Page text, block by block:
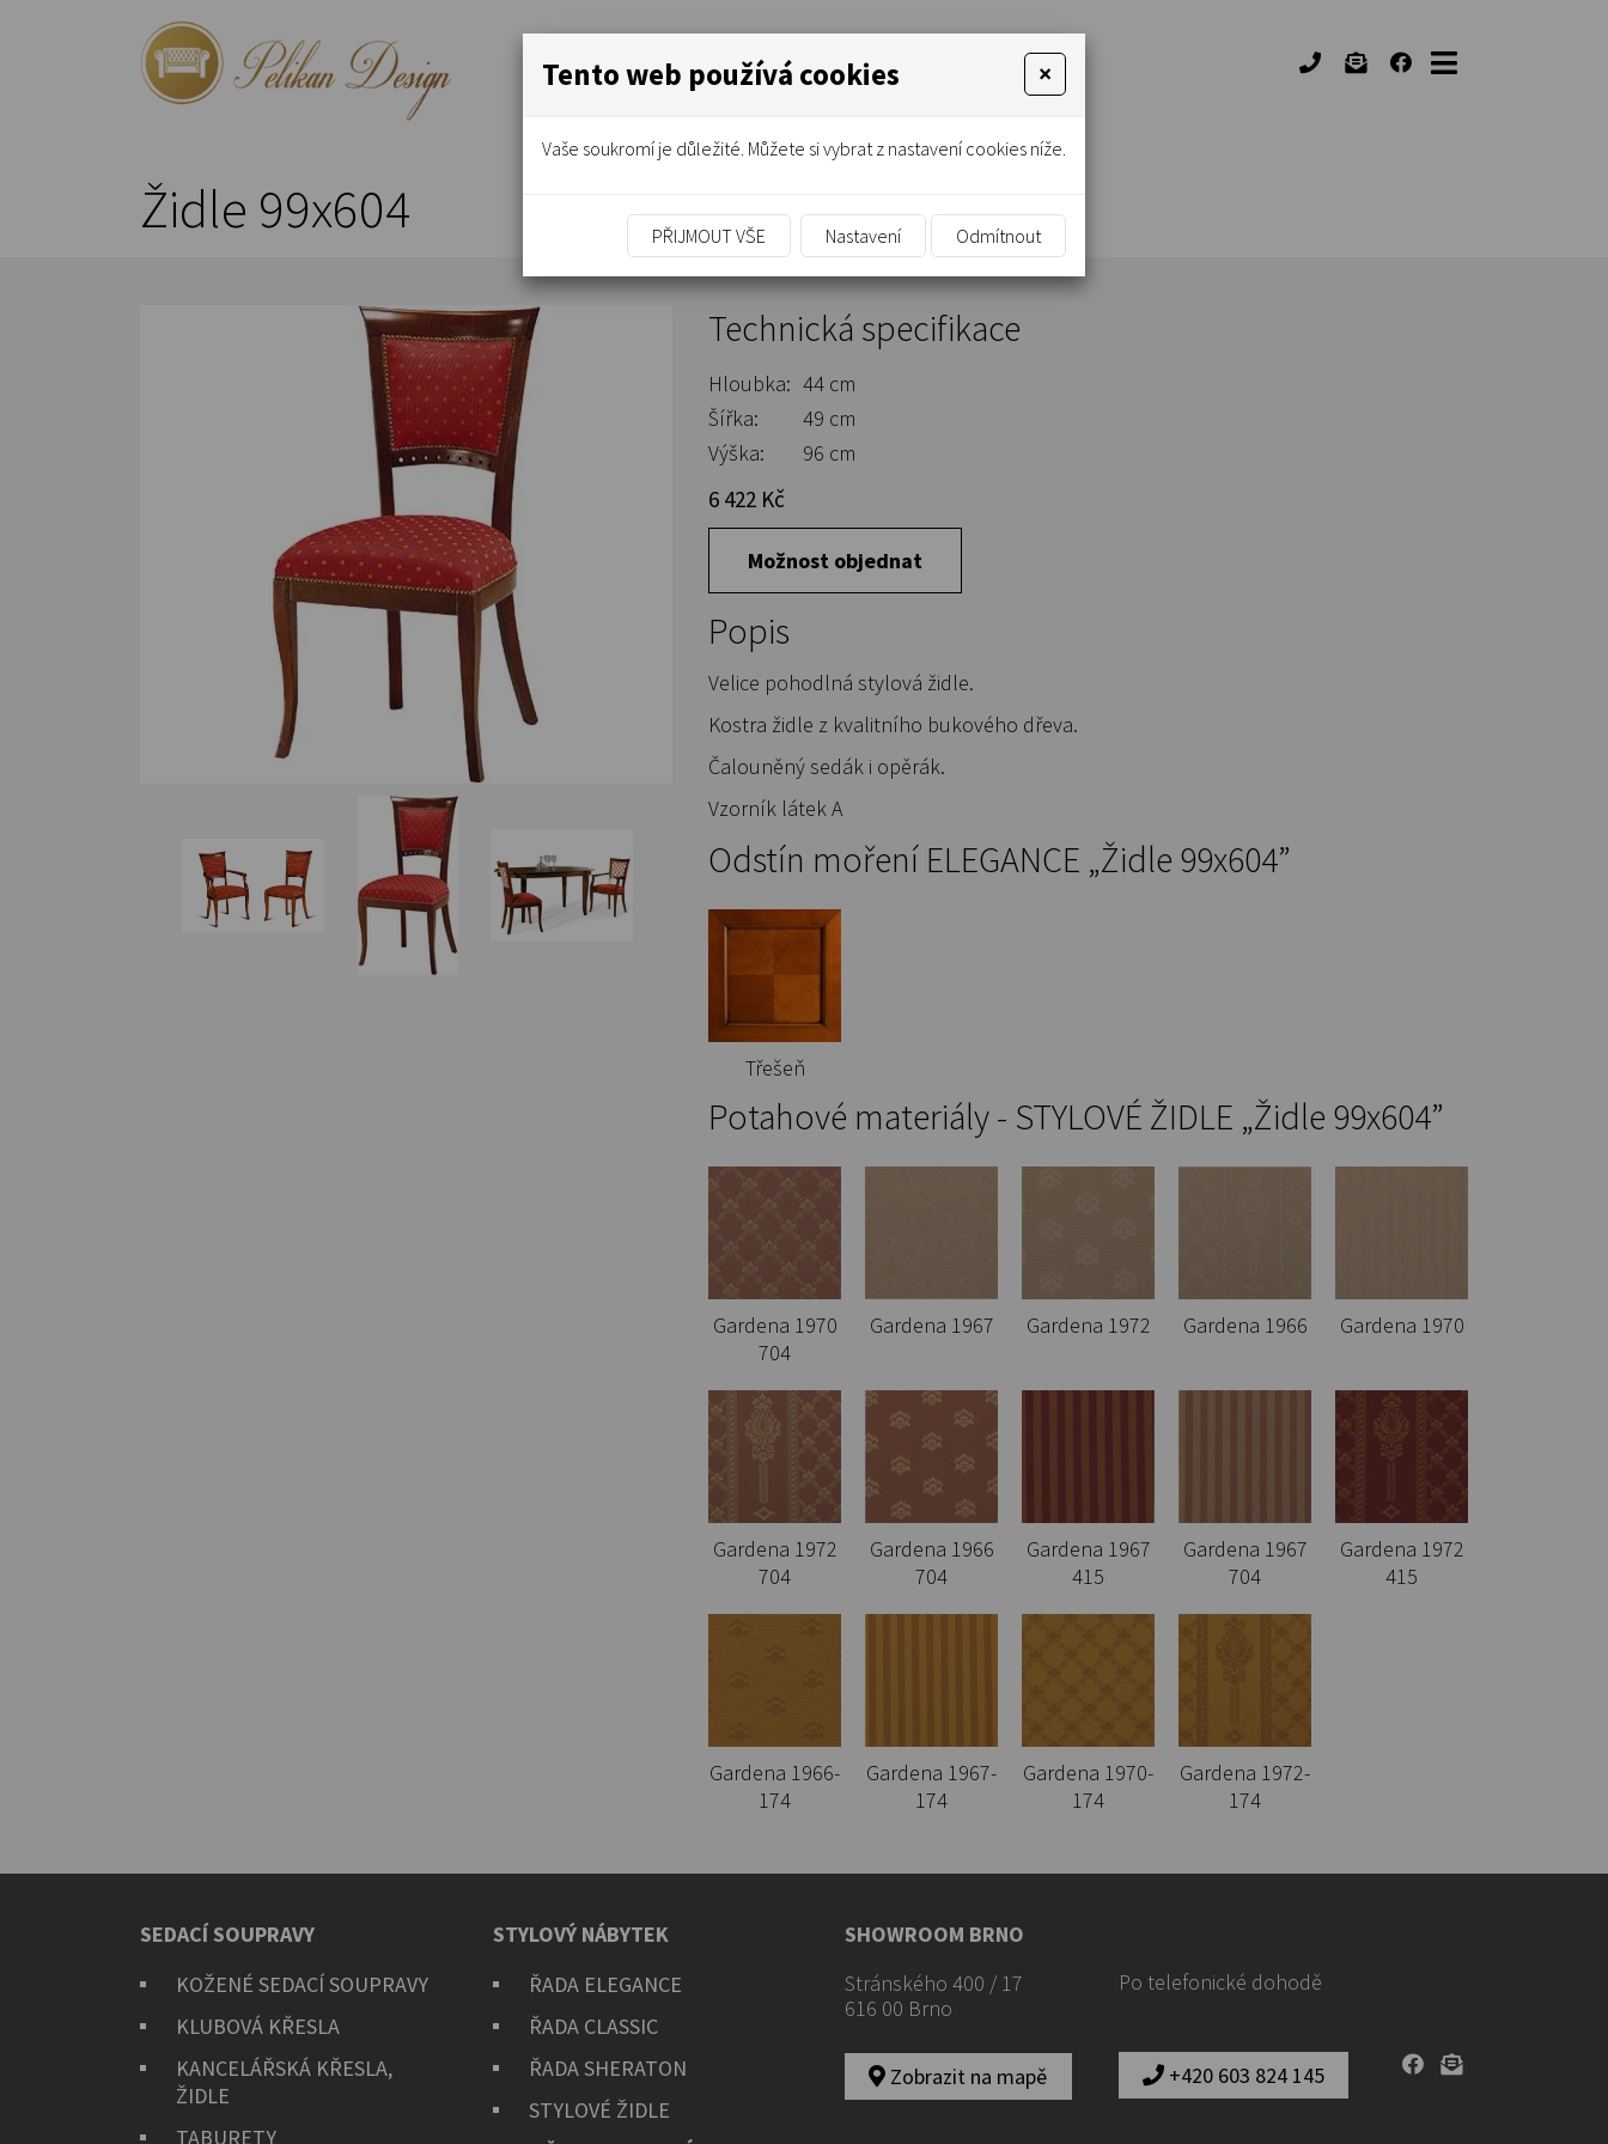
Židle 99x604
Technická specifikace
Hloubka: 44 cm
Šířka:
49 cm
Výška:
96 cm
6 422 Kč
Možnost objednat
Popis
Velice pohodlná stylová židle.
Kostra židle z kvalitního bukového dřeva.
Čalouněný sedák i opěrák.
Vzorník látek A
Odstín moření ELEGANCE „Židle 99x604”
Třešeň
Potahové materiály - STYLOVÉ ŽIDLE „Židle 99x604”
Gardena 1970
704
Gardena 1967 Gardena 1972 Gardena 1966 Gardena 1970
Gardena 1972
704
Gardena 1966
704
Gardena 1967
415
Gardena 1967
704
Gardena 1972
415
Gardena 1966-
174
Gardena 1967-
174
Gardena 1970-
174
Gardena 1972-
174
SEDACÍ SOUPRAVY
KOŽENÉ SEDACÍ SOUPRAVY
KLUBOVÁ KŘESLA
KANCELÁŘSKÁ KŘESLA,
ŽIDLE
TABURETY
STYLOVÝ NÁBYTEK
ŘADA ELEGANCE
ŘADA CLASSIC
ŘADA SHERATON
STYLOVÉ ŽIDLE
SHOWROOM BRNO
Stránského 400 / 17
616 00 Brno
Zobrazit na mapě
Po telefonické dohodě
+420 603 824 145
Tento web používá cookies ×
Vaše soukromí je důležité. Můžete si vybrat z nastavení cookies níže.
PŘIJMOUT VŠE Nastavení Odmítnout